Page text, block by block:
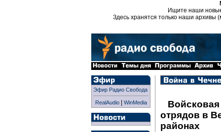
Ищите наши
Здесь хранятся только наши архивы
Эфир Радио Свобода
RealAudio| WinMedia
отрядов в
районах